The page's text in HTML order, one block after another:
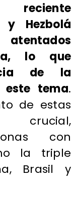
reciente
y Hezbolá
atentados
lo que
de la
este tema.
de estas
crucial,
con
la triple
Brasil y